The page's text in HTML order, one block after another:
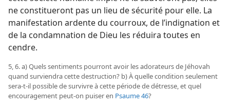
ne constitueront pas un lieu de sécurité pour elle. La
manifestation ardente du courroux, de l’indignation et
de la condamnation de Dieu les réduira toutes en
cendre.
5, 6. a) Quels sentiments pourront avoir les adorateurs de Jéhovah
quand surviendra cette destruction? b) À quelle condition seulement
sera-​t-​il possible de survivre à cette période de détresse, et quel
encouragement peut-​on puiser en Psaume 46?